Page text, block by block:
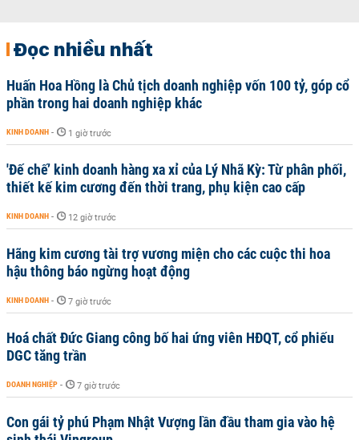
Đọc nhiều nhất
Huấn Hoa Hồng là Chủ tịch doanh nghiệp vốn 100 tỷ, góp cổ
phần trong hai doanh nghiệp khác
KINH DOANH - 1 giờ trước
'Đế chế’ kinh doanh hàng xa xỉ của Lý Nhã Kỳ: Từ phân phối,
thiết kế kim cương đến thời trang, phụ kiện cao cấp
KINH DOANH - 12 giờ trước
Hãng kim cương tài trợ vương miện cho các cuộc thi hoa
hậu thông báo ngừng hoạt động
KINH DOANH - 7 giờ trước
Hoá chất Đức Giang công bố hai ứng viên HĐQT, cổ phiếu
DGC tăng trần
DOANH NGHIỆP - 7 giờ trước
Con gái tỷ phú Phạm Nhật Vượng lần đầu tham gia vào hệ